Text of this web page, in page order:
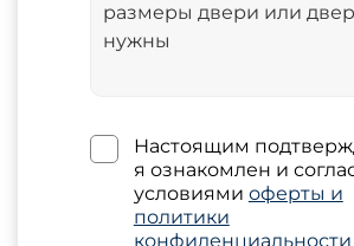
Настоящим
я ознакомлен и
условиями оферты и
политики
конфиденциальности